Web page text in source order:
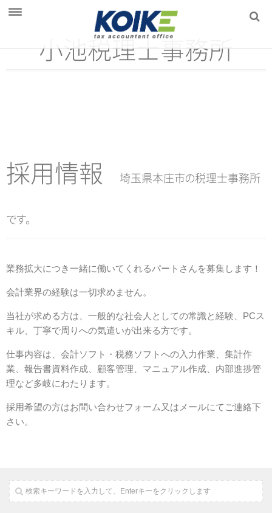
初めての方へ
ブログ
小池税理士事務所
採用情報 埼玉県本庄市の税理士事務所
です。
業務拡大につき一緒に働いてくれるパートさんを募集します！
会計業界の経験は一切求めません。
当社が求める方は、一般的な社会人としての常識と経験、PCス
キル、丁寧で周りへの気遣いが出来る方です。
仕事内容は、会計ソフト・税務ソフトへの入力作業、集計作
業、報告書資料作成、顧客管理、マニュアル作成、内部進捗管
理など多岐にわたります。
採用希望の方はお問い合わせフォーム又はメールにてご連絡下
さい。